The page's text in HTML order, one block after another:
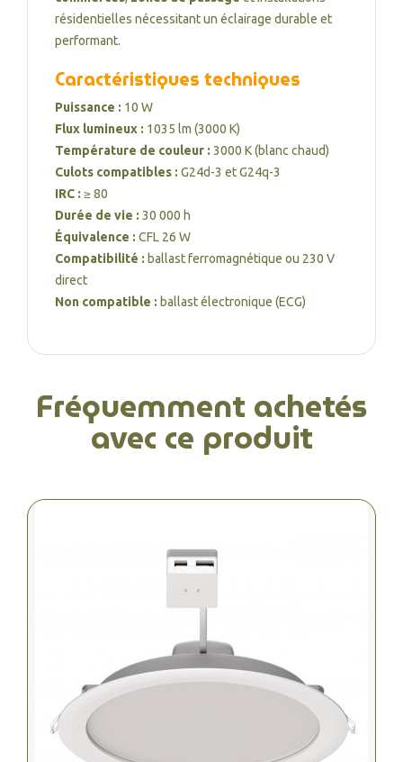
résidentielles nécessitant un éclairage durable et
performant.
Caractéristiques techniques
Puissance : 10 W
Flux lumineux : 1035 lm (3000 K)
Température de couleur : 3000 K (blanc chaud)
Culots compatibles : G24d-3 et G24q-3
IRC : ≥ 80
Durée de vie : 30 000 h
Équivalence : CFL 26 W
Compatibilité : ballast ferromagnétique ou 230 V
direct
Non compatible : ballast électronique (ECG)
Fréquemment achetés
avec ce produit